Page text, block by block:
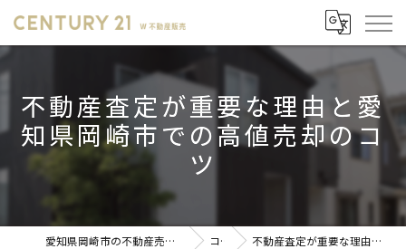
不動産査定が重要な理由と愛
知県岡崎市での高値売却のコ
ツ
愛知県岡崎市の不動産売却ならセンチュリー21 W不動産販売 コラム 不動産査定が重要な理由と愛知県岡崎市での高値売却のコツ